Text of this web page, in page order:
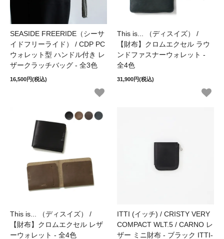
SEASIDE FREERIDE（シーサ
イドフリーライド） / CDP PC
ウォレット型 ハンドル付き レ
ザークラッチバッグ - 全3色
16,500円(税込)
This is... （ディスイズ） /
【財布】クロムエクセル ラウ
ンドファスナーウォレット -
全4色
31,900円(税込)
This is... （ディスイズ） /
【財布】クロムエクセル レザ
ーウォレット - 全4色
ITTI (イッチ) / CRISTY VERY
COMPACT WLT.5 / CARNO レ
ザー ミニ財布 - ブラック ITTI-